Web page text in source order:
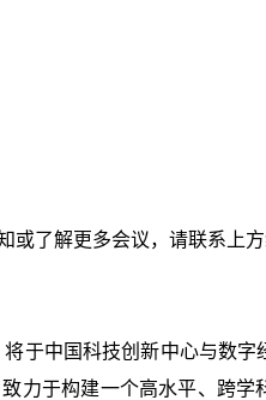
或了解更多会议，请联系上
将于中国科技创新中心与数
力于构建一个高水平、跨学